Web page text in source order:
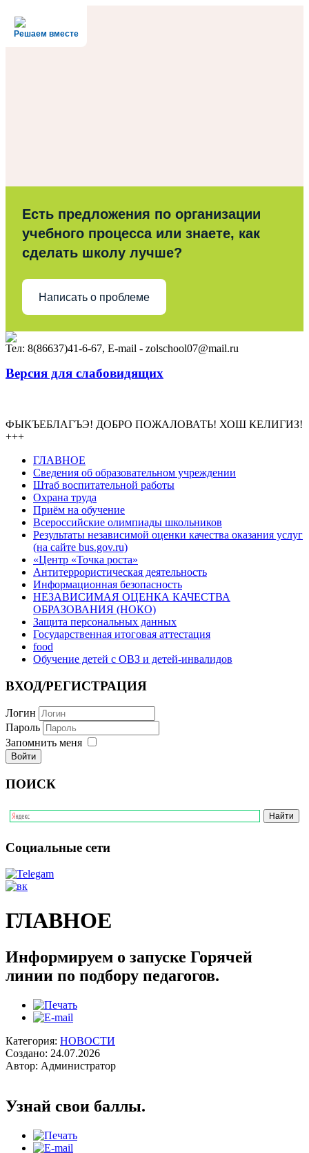
Решаем вместе
Есть предложения по организации
учебного процесса или знаете, как
сделать школу лучше?
Написать о проблеме
Тел: 8(86637)41-6-67, E-mail - zolschool07@mail.ru
Версия для слабовидящих
ФЫКЪЕБЛАГЪЭ! ДОБРО ПОЖАЛОВАТЬ! ХОШ КЕЛИГИЗ!
+++
ГЛАВНОЕ
Сведения об образовательном учреждении
Штаб воспитательной работы
Охрана труда
Приём на обучение
Всероссийские олимпиады школьников
Результаты независимой оценки качества оказания услуг
(на сайте bus.gov.ru)
«Центр «Точка роста»
Антитеррористическая деятельность
Информационная безопасность
НЕЗАВИСИМАЯ ОЦЕНКА КАЧЕСТВА
ОБРАЗОВАНИЯ (НОКО)
Защита персональных данных
Государственная итоговая аттестация
food
Обучение детей с ОВЗ и детей-инвалидов
ВХОД/РЕГИСТРАЦИЯ
Логин
Пароль
Запомнить меня
ПОИСК
Социальные сети
ГЛАВНОЕ
Информируем о запуске Горячей
линии по подбору педагогов.
Категория: НОВОСТИ
Создано: 24.07.2026
Автор: Администратор
Узнай свои баллы.